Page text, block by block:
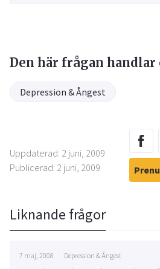
Den här frågan handlar
Depression & Ångest
Uppdaterad: 2 juni, 2009
Publicerad: 2 juni, 2009
Liknande frågor
7 maj, 2008 Depression & Ångest